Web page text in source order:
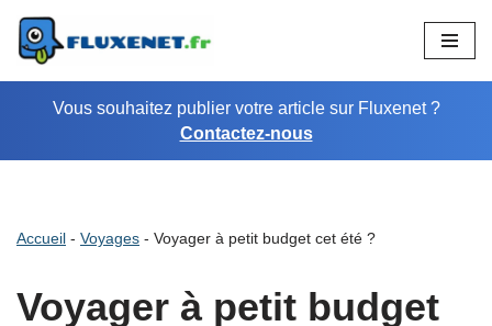
Aller
au
contenuVous souhaitez publier votre article sur Fluxenet ?
Contactez-nous
Accueil - Voyages - Voyager à petit budget cet été ?
Voyager à petit budget